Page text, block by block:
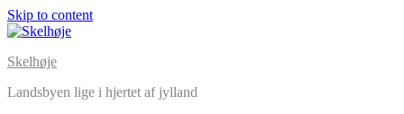
Skip to content
Skelhøje
Landsbyen lige i hjertet af jylland